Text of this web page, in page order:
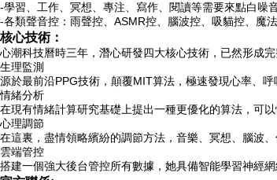
-學習、工作、冥想、專注、寫作、閱讀等需要來點白噪
-各類聲音控：雨聲控、ASMR控、腦波控、吸貓控、魔
核心技術：
心潮科技曆時三年，潛心研發四大核心技術，已然形成
生理監測
源於最前沿PPG技術，顛覆MIT算法，極速發現心率、
情緒分析
在現有情緒計算研究基礎上提出一種更優化的算法，可
心理調節
在這裏，盡情領略繽紛的調節方法，音樂、冥想、腦波
雲端管控
搭建一個強大後台管控所有數據，她具備智能學習神經